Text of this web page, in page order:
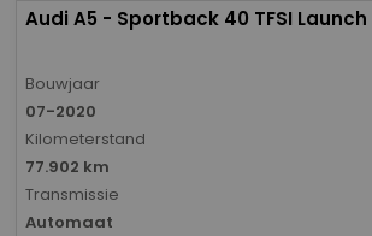
Audi A5 - Sportback 40 TFSI
Bouwjaar
07-2020
Kilometerstand
77.902 km
Transmissie
Automaat